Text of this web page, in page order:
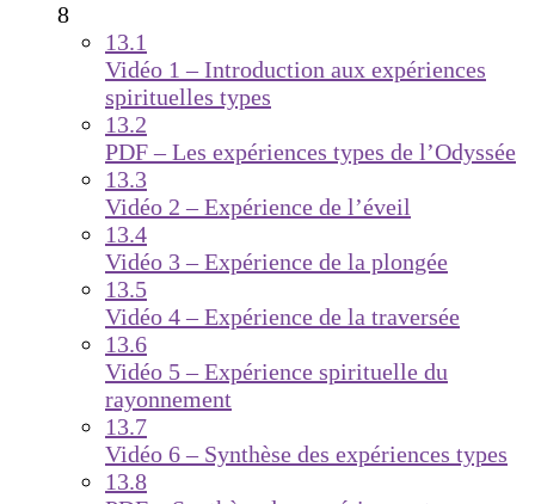
8
13.1
Vidéo 1 – Introduction aux expériences
spirituelles types
13.2
PDF – Les expériences types de l’Odyssée
13.3
Vidéo 2 – Expérience de l’éveil
13.4
Vidéo 3 – Expérience de la plongée
13.5
Vidéo 4 – Expérience de la traversée
13.6
Vidéo 5 – Expérience spirituelle du
rayonnement
13.7
Vidéo 6 – Synthèse des expériences types
13.8